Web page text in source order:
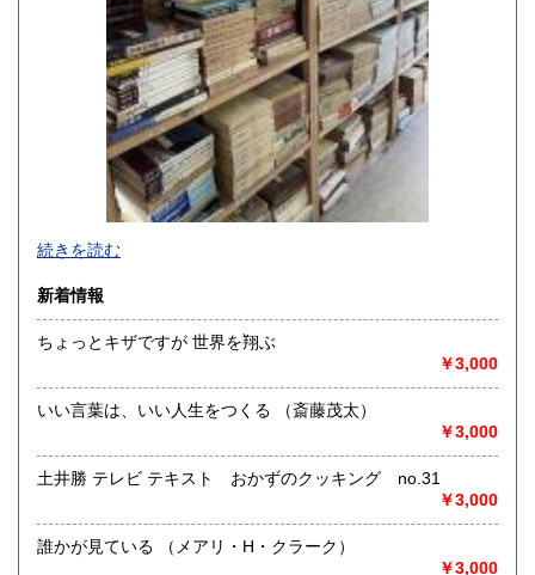
-
沿線名：-
最寄駅：-
営業時間：-
定休日：-
書籍の買取について
取り扱い分野
総記、哲学宗教、歴史、社会科学、自然科学、美術工芸、国
語国文、外国文学、古典籍、近代文献、趣味、外国書、サブ
カルチャー、古書一般（その他）
続きを読む
新着情報
ちょっとキザですが 世界を翔ぶ
￥3,000
いい言葉は、いい人生をつくる （斎藤茂太）
￥3,000
土井勝 テレビ テキスト おかずのクッキング no.31
￥3,000
誰かが見ている （メアリ・H・クラーク）
￥3,000